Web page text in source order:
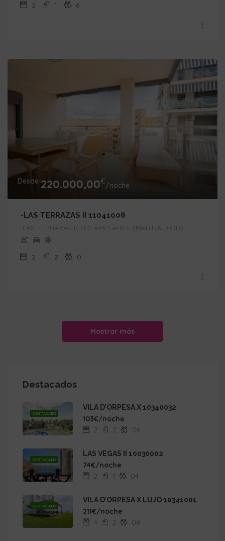
2 1 6
Desde 220.000,00€/noche
-LAS TERRAZAS II 11041008
-LAS TERRAZAS II, LES AMPLARIES (MARINA D'OR)
2 2 0
Mostrar más
Destacados
DESTACADO
VILA D’ORPESA X 10340032
103€/noche
2 2 06
DESTACADO
LAS VEGAS II 10030002
74€/noche
2 1 04
DESTACADO
VILA D’ORPESA X LUJO 10341001
211€/noche
4 2 08